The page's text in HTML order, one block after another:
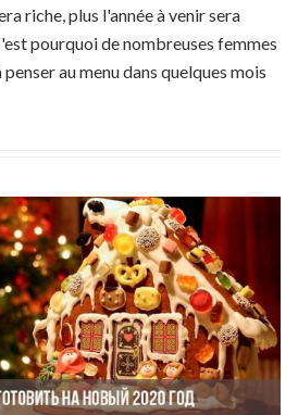
riche, plus l'année à venir sera
pourquoi de nombreuses femmes
au menu dans quelques mois